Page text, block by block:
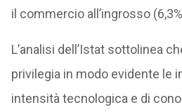
il commercio all’ingrosso
L’analisi dell’Istat sottolinea
privilegia in modo evidente le
intensità tecnologica e di